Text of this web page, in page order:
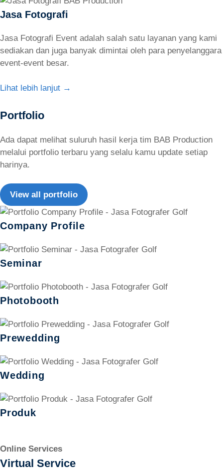
Jasa Fotografi
Jasa Fotografi Event adalah salah satu layanan yang kami
sediakan dan juga banyak dimintai oleh para penyelanggara
event-event besar.
Lihat lebih lanjut →
Portfolio
Ada dapat melihat suluruh hasil kerja tim BAB Production
melalui portfolio terbaru yang selalu kamu update setiap
harinya.
View all portfolio
Company Profile
Seminar
Photobooth
Prewedding
Wedding
Produk
Online Services
Virtual Service